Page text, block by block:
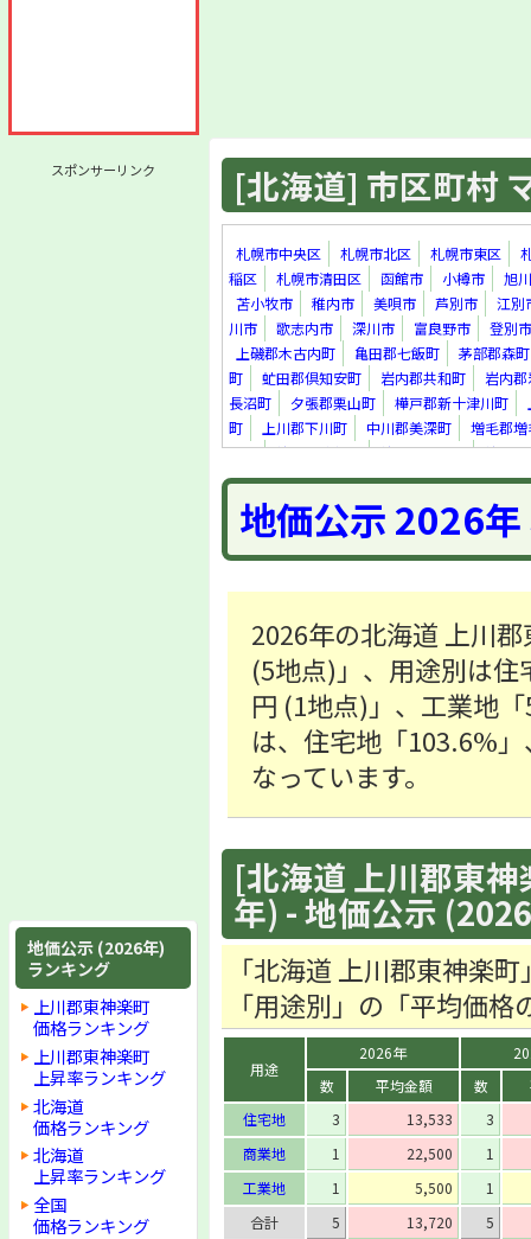
スポンサーリンク
地価公示 (2026年)
ランキング
上川郡東神楽町
価格ランキング
上川郡東神楽町
上昇率ランキング
北海道
価格ランキング
北海道
上昇率ランキング
全国
価格ランキング
[北海道] 市区町村
札幌市中央区 札幌市北区 札幌市東区
稲区
札幌市清田区 函館市 小樽市
旭
苫小牧市
稚内市 美唄市 芦別市
江別
川市
歌志内市 深川市 富良野市
登別市
上磯郡木古内町
亀田郡七飯町
茅部郡森町
町
虻田郡倶知安町 岩内郡共和町
岩内
長沼町
夕張郡栗山町 樺戸郡新十津川町
町
上川郡下川町 中川郡美深町
増毛郡増
里町
紋別郡遠軽町 紋別郡滝上町
紋別
真町
虻田郡洞爺湖町 勇払郡安平町
勇払
上川郡新得町
上川郡清水町
河西郡芽室町
足寄郡足寄町
十勝郡浦幌町
釧路郡釧路町
町
地価公示 2026
2026年の北海道 上川
(5地点)」、用途別は
円 (1地点)」、工業地
は、住宅地「103.6%
なっています。
[北海道 上川郡東
年) - 地価公示
「北海道 上川郡東神楽
「用途別」の「平均価格
用途
2026年
数
平均金額 数
住宅地
3 13,533
3
商業地
1 22,500
1
工業地
1 5,500
1
合計
5 13,720
5